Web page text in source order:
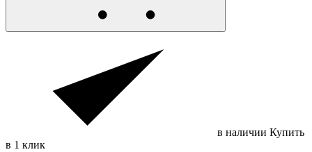
в наличии Купить
в 1 клик